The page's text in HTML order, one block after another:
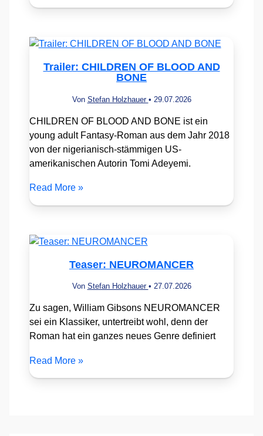
Trailer: CHILDREN OF BLOOD AND
BONE
Von Stefan Holzhauer • 29.07.2026
CHILDREN OF BLOOD AND BONE ist ein
young adult Fantasy-Roman aus dem Jahr 2018
von der nigerianisch-stämmigen US-
amerikanischen Autorin Tomi Adeyemi.
Read More »
Teaser: NEUROMANCER
Von Stefan Holzhauer • 27.07.2026
Zu sagen, William Gibsons NEUROMANCER
sei ein Klassiker, untertreibt wohl, denn der
Roman hat ein ganzes neues Genre definiert
Read More »